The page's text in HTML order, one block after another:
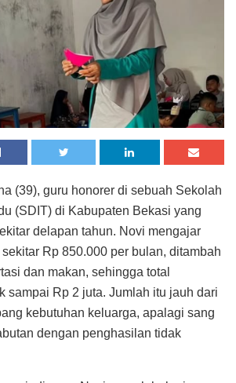
(39), guru honorer di sebuah Sekolah
(SDIT) di Kabupaten Bekasi yang
delapan tahun. Novi mengajar
Rp 850.000 per bulan, ditambah
dan makan, sehingga total
sampai Rp 2 juta. Jumlah itu jauh dari
kebutuhan keluarga, apalagi sang
dengan penghasilan tidak